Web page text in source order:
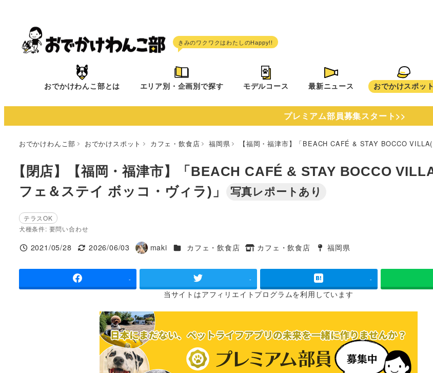
へ
おでかけわんこ部とは エリア別・企画別で探す モデルコース 最新ニュース おでかけスポット
プレミアム部員募集スタート>>
おでかけわんこ部 おでかけスポット カフェ・飲食店 福岡県 【福岡・福津市】「BEACH CAFÉ & STAY BOCCO
【閉店】【福岡・福津市】「BEACH CAFÉ & STAY BOCCO
フェ＆ステイ ボッコ・ヴィラ)」
写真レポートあり
テラスOK
犬種条件: 要問い合わせ
投稿日
2021/05/28
更新日
2026/06/03
著
maki 施設ジャンル
カフェ・飲食店
タグ
カフェ・飲食店
タグ
福岡県
- - -
当サイトはアフィリエイトプログラムを利用しています